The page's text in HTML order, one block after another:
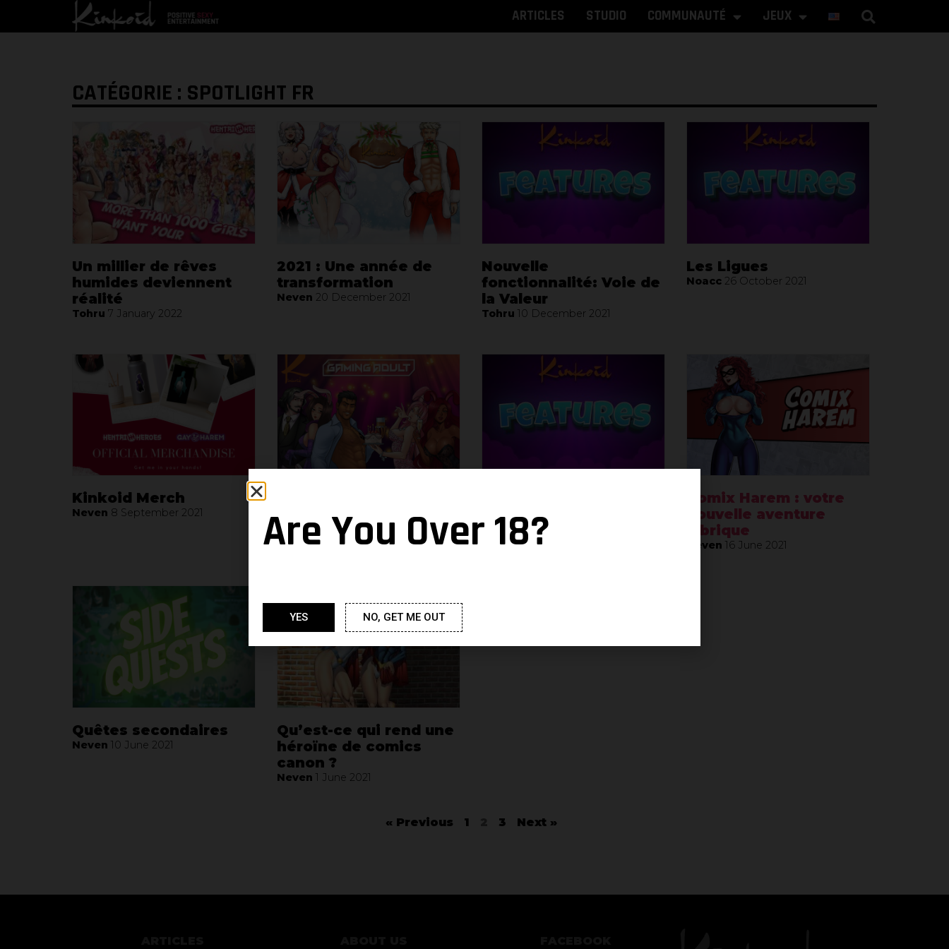
ARTICLES STUDIO COMMUNAUTÉ JEUX
CATÉGORIE : SPOTLIGHT FR
Un millier de rêves
humides deviennent
réalité
Tohru 7 January 2022
2021 : Une année de
transformation
Neven 20 December 2021
Nouvelle
fonctionnalité: Voie de
la Valeur
Tohru 10 December 2021
Les Ligues
Noacc 26 October 2021
Kinkoid Merch
Neven 8 September 2021
Kinkoid
Neven 18 August 2021
Comix Harem : votre
nouvelle aventure
lubrique
Neven 16 June 2021
Quêtes secondaires
Neven 10 June 2021
Qu’est-ce qui rend une
héroïne de comics
canon ?
Neven 1 June 2021
« Previous 1 3 Next »
Are You Over 18?
YES NO, GET ME OUT